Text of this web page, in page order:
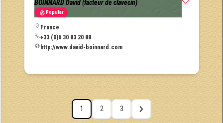
BOINNARD David (facteur de clavecin)
Popular
France
+33 (0)6 30 83 20 88
http://www.david-boinnard.com
1 2 3